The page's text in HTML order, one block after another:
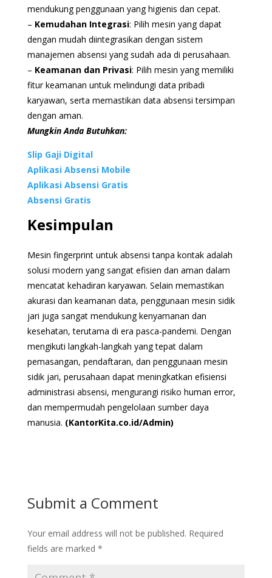
mendukung penggunaan yang higienis dan cepat.
– Kemudahan Integrasi: Pilih mesin yang dapat
dengan mudah diintegrasikan dengan sistem
manajemen absensi yang sudah ada di perusahaan.
– Keamanan dan Privasi: Pilih mesin yang memiliki
fitur keamanan untuk melindungi data pribadi
karyawan, serta memastikan data absensi tersimpan
dengan aman.
Mungkin Anda Butuhkan:
Slip Gaji Digital
Aplikasi Absensi Mobile
Aplikasi Absensi Gratis
Absensi Gratis
Kesimpulan
Mesin fingerprint untuk absensi tanpa kontak adalah
solusi modern yang sangat efisien dan aman dalam
mencatat kehadiran karyawan. Selain memastikan
akurasi dan keamanan data, penggunaan mesin sidik
jari juga sangat mendukung kenyamanan dan
kesehatan, terutama di era pasca-pandemi. Dengan
mengikuti langkah-langkah yang tepat dalam
pemasangan, pendaftaran, dan penggunaan mesin
sidik jari, perusahaan dapat meningkatkan efisiensi
administrasi absensi, mengurangi risiko human error,
dan mempermudah pengelolaan sumber daya
manusia. (KantorKita.co.id/Admin)
Submit a Comment
Your email address will not be published. Required
fields are marked *